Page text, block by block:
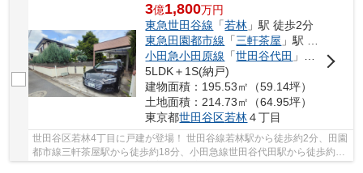
3億1,800万円
東急世田谷線 「若林 」駅 徒歩2分
東急田園都市線 「三軒茶屋 」駅 徒歩18分
小田急小田原線 「世田谷代田 」駅 徒歩21分
5LDK＋1S(納戸)
建物面積：195.53㎡（59.14坪）
土地面積：214.73㎡（64.95坪）
東京都世田谷区若林４丁目
世田谷区若林4丁目に戸建が登場！ 世田谷線若林駅から徒歩約2分、田園
都市線三軒茶屋駅から徒歩約18分、小田急線世田谷代田駅から徒歩約21